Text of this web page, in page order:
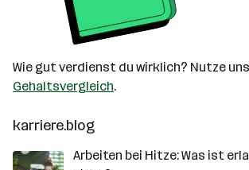
Wie gut verdienst du wirklich? Nutze
Gehaltsvergleich.
karriere.blog
Arbeiten bei Hitze: Was ist